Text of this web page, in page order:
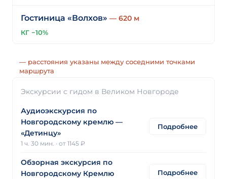
Гостиница «Волхов» — 620 м
КГ −10%
— расстояния указаны между соседними точками
маршрута
Экскурсии с гидом в Великом Новгороде
Аудиоэкскурсия по
Новгородскому кремлю —
«Детинцу»
1 ч. 30 мин. · от 1145 ₽
Подробнее
Обзорная экскурсия по
Новгородскому Кремлю
Подробнее